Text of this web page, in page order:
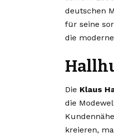
deutschen
für seine
die
Die Klaus
die
kreieren,